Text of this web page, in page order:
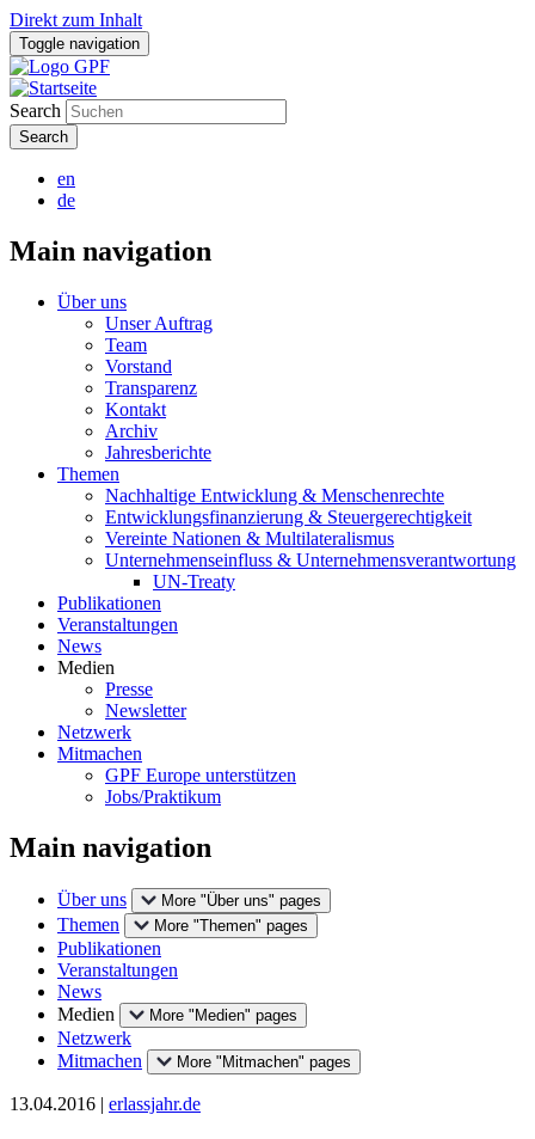
Direkt zum Inhalt
Toggle navigation
Search
en
de
Main navigation
Über uns
Unser Auftrag
Team
Vorstand
Transparenz
Kontakt
Archiv
Jahresberichte
Themen
Nachhaltige Entwicklung & Menschenrechte
Entwicklungsfinanzierung & Steuergerechtigkeit
Vereinte Nationen & Multilateralismus
Unternehmenseinfluss & Unternehmensverantwortung
UN-Treaty
Publikationen
Veranstaltungen
News
Medien
Presse
Newsletter
Netzwerk
Mitmachen
GPF Europe unterstützen
Jobs/Praktikum
Main navigation
Über uns More "Über uns" pages
Themen More "Themen" pages
Publikationen
Veranstaltungen
News
Medien
More "Medien" pages
Netzwerk
Mitmachen
More "Mitmachen" pages
13.04.2016 | erlassjahr.de